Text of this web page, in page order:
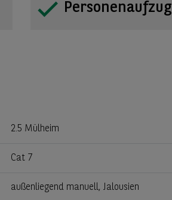
Personenaufzug
2.5 Mülheim
Cat 7
außenliegend manuell, Jalousien